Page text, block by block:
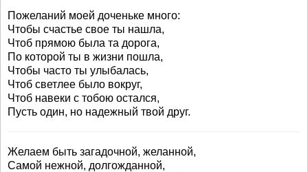
Пожеланий моей доченьке много:
Чтобы счастье свое ты нашла,
Чтоб прямою была та дорога,
По которой ты в жизни пошла,
Чтобы часто ты улыбалась,
Чтоб светлее было вокруг,
Чтоб навеки с тобою остался,
Пусть один, но надежный твой друг.
Желаем быть загадочной, желанной,
Самой нежной, долгожданной,